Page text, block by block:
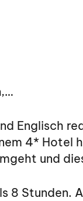
Englisch
4* Hotel
und
Stunden.